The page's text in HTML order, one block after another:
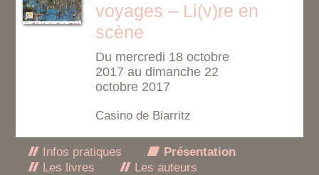
voyages – Li(v)re en
scène
Du mercredi 18 octobre
2017 au dimanche 22
octobre 2017
Casino de Biarritz
Infos pratiques
Présentation
Les livres
Les auteurs